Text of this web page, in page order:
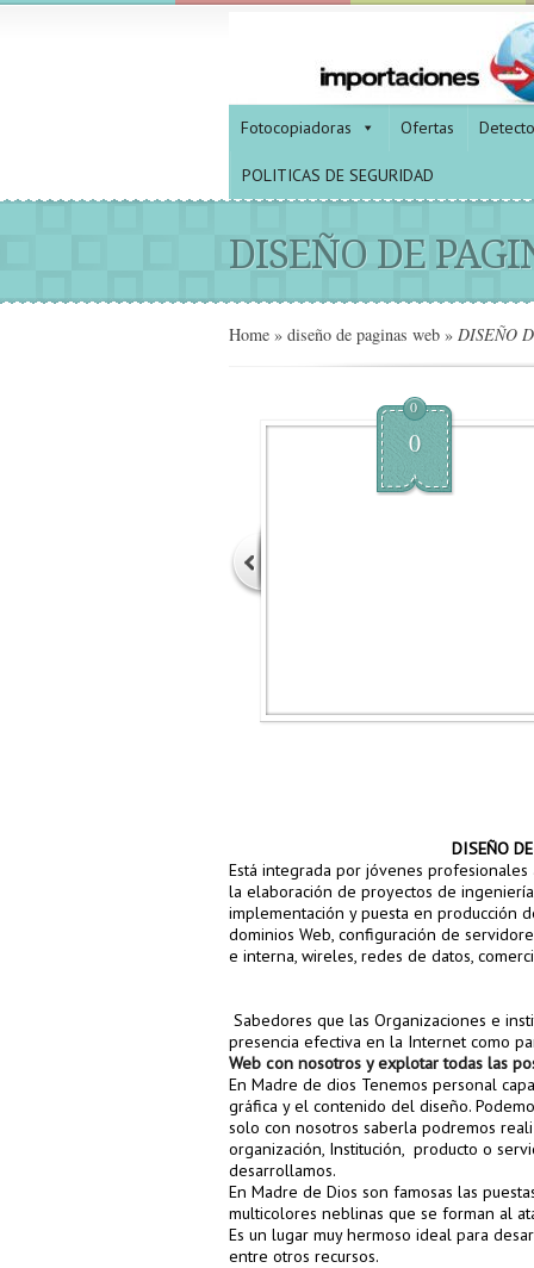
Fotocopiadoras Ofertas
POLITICAS DE SEGURIDAD
DISEÑO DE
Home » diseño de paginas web » DISEÑO
0
0
DISEÑO
Está integrada por jóvenes
la elaboración de proyectos de
implementación y puesta en producción
dominios Web, configuración de
e interna, wireles, redes de datos,
Sabedores que las Organizaciones e
presencia efectiva en la Internet como
Web con nosotros y explotar todas las
En Madre de dios Tenemos personal
gráfica y el contenido del diseño.
solo con nosotros saberla podremos
organización, Institución, producto o
desarrollamos.
En Madre de Dios son famosas las
multicolores neblinas que se forman al
Es un lugar muy hermoso ideal para
entre otros recursos.